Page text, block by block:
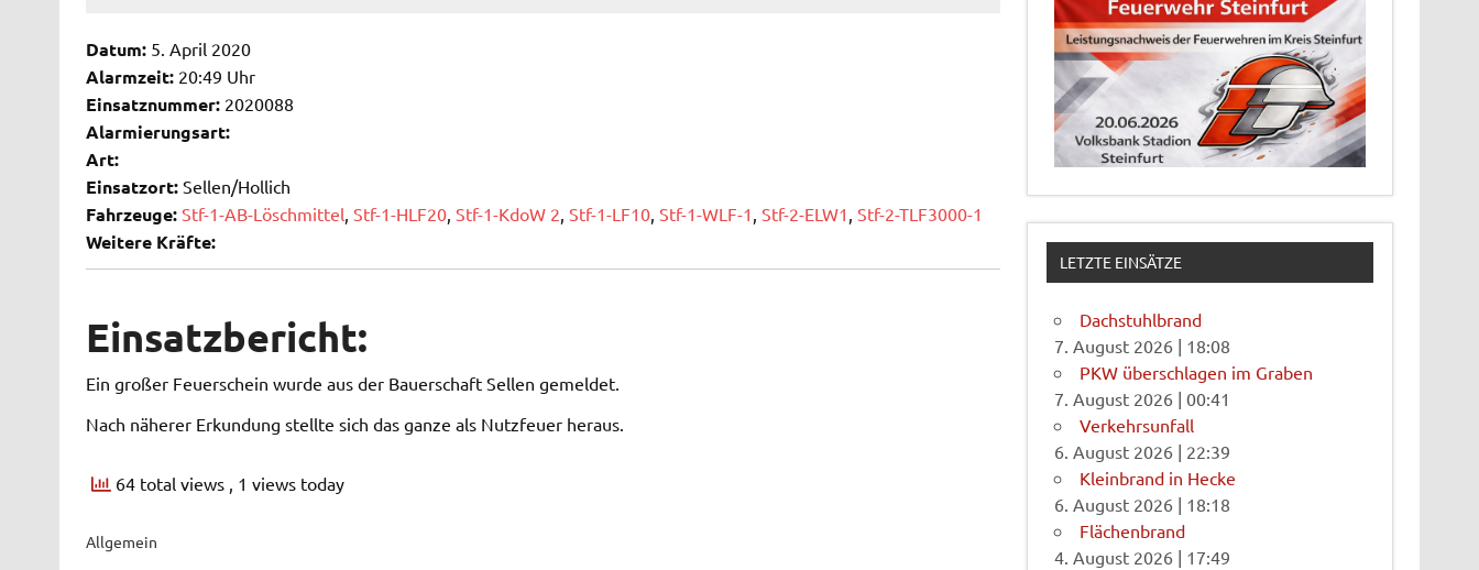
Datum:5. April 2020
Alarmzeit:20:49 Uhr
Einsatznummer:2020088
Alarmierungsart:
Art:
Einsatzort:Sellen/Hollich
Fahrzeuge: Stf-1-AB-Löschmittel, Stf-1-HLF20, Stf-1-KdoW 2, Stf-1-LF10, Stf-1-WLF-1 , Stf-2-ELW1 , Stf-2-TLF3000-1
Weitere Kräfte:
Einsatzbericht:
Ein großer Feuerschein wurde aus der Bauerschaft Sellen gemeldet.
Nach näherer Erkundung stellte sich das ganze als Nutzfeuer heraus.
64 total views , 1 views today
Allgemein
LETZTE EINSÄTZE
Dachstuhlbrand
7. August 2026 | 18:08
PKW überschlagen im Graben
7. August 2026 |00:41
Verkehrsunfall
6. August 2026 | 22:39
Kleinbrand in Hecke
6. August 2026 | 18:18
Flächenbrand
4. August 2026 | 17:49